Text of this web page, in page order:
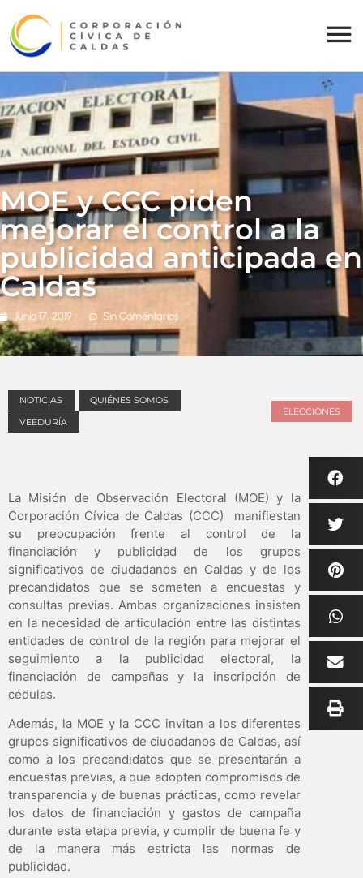
MOE y CCC piden
mejorar el control a la
publicidad anticipada en
Caldas
Junio 17, 2019 Sin Comentarios
La Misión de Observación Electoral (MOE) y la
Corporación Cívica de Caldas (CCC) manifiestan
su preocupación frente al control de la
financiación y publicidad de los grupos
significativos de ciudadanos en Caldas y de los
precandidatos que se someten a encuestas y
consultas previas. Ambas organizaciones insisten
en la necesidad de articulación entre las distintas
entidades de control de la región para mejorar el
seguimiento a la publicidad electoral, la
financiación de campañas y la inscripción de
cédulas.
Además, la MOE y la CCC invitan a los diferentes
grupos significativos de ciudadanos de Caldas, así
como a los precandidatos que se presentarán a
encuestas previas, a que adopten compromisos de
transparencia y de buenas prácticas, como revelar
los datos de financiación y gastos de campaña
durante esta etapa previa, y cumplir de buena fe y
de la manera más estricta las normas de
publicidad.
NOTICIAS
QUIÉNES SOMOS
VEEDURÍA
ELECCIONES